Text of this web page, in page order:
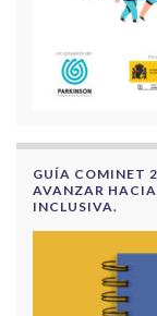
GUÍA COMINET
AVANZAR
INCLUSIVA.